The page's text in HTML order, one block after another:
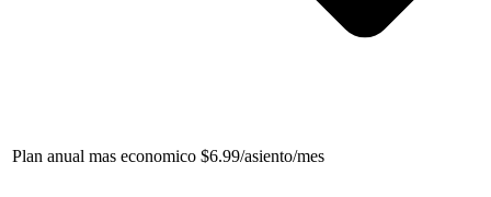
Plan anual mas economico $6.99/asiento/mes